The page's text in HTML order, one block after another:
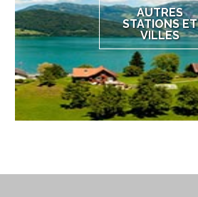
AUTRES
STATIONS ET
VILLES